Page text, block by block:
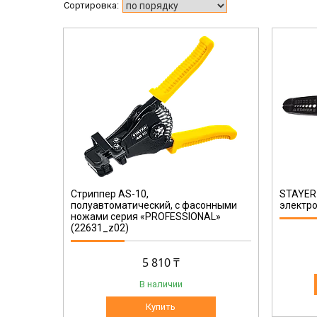
Стриппер AS-10,
полуавтоматический, с фасонными
ножами серия «PROFESSIONAL»
(22631_z02)
5 810 ₸
В наличии
Купить
2265-17